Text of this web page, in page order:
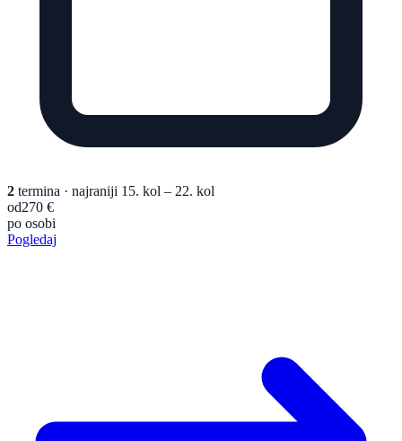
2 termina · najraniji 15. kol – 22. kol
od270 €
po osobi
Pogledaj